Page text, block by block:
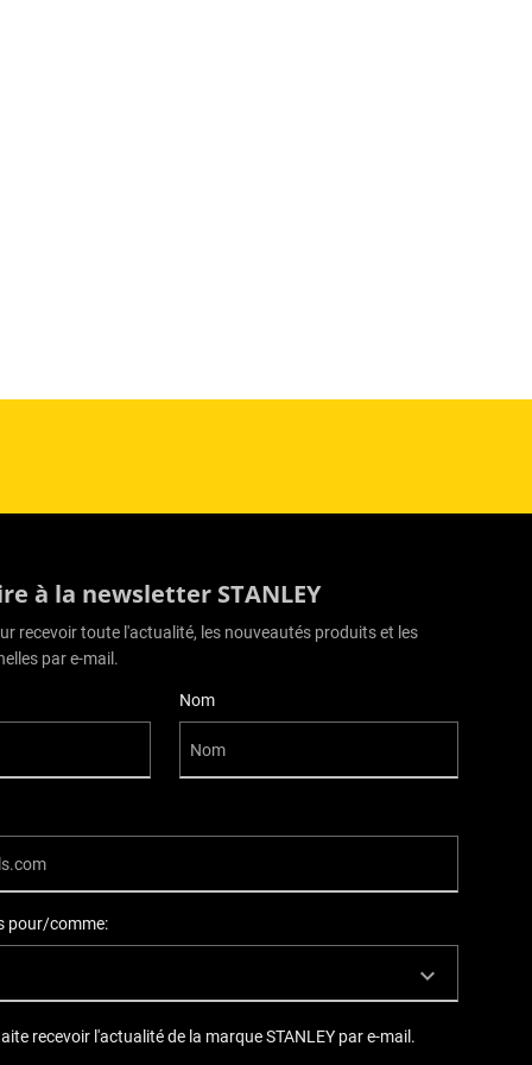
à la newsletter STANLEY
recevoir toute l'actualité, les nouveautés produits et les
par e-mail.
Nom
pour/comme:
recevoir l'actualité de la marque STANLEY par e-mail.